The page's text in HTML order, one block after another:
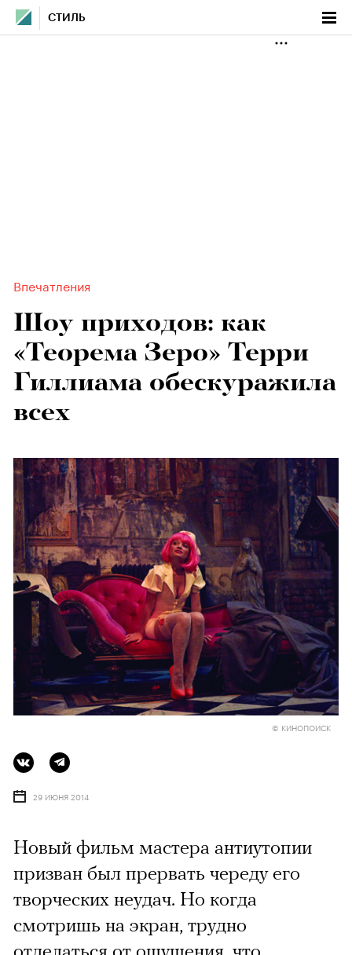
СТИЛЬ
Впечатления
Шоу приходов: как
«Теорема Зеро» Терри
Гиллиама обескуражила
всех
© КИНОПОИСК
29 ИЮНЯ 2014
Новый фильм мастера антиутопии
призван был прервать череду его
творческих неудач. Но когда
смотришь на экран, трудно
отделаться от ощущения, что